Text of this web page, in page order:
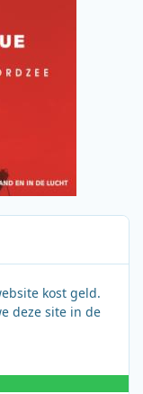
kost geld.
deze site in de